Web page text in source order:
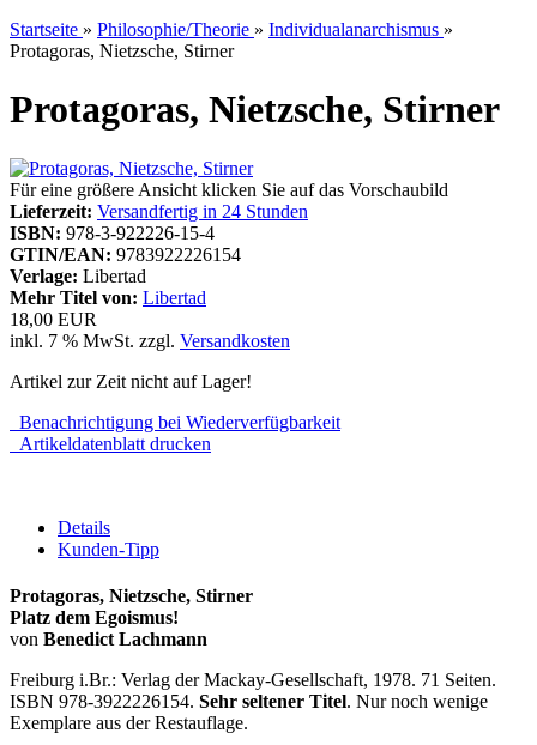
Startseite » Philosophie/Theorie » Individualanarchismus »
Protagoras, Nietzsche, Stirner
Protagoras, Nietzsche, Stirner
Für eine größere Ansicht klicken Sie auf das Vorschaubild
Lieferzeit: Versandfertig in 24 Stunden
ISBN: 978-3-922226-15-4
GTIN/EAN: 9783922226154
Verlage: Libertad
Mehr Titel von: Libertad
18,00 EUR
inkl. 7 % MwSt. zzgl. Versandkosten
Artikel zur Zeit nicht auf Lager!
Benachrichtigung bei Wiederverfügbarkeit
Artikeldatenblatt drucken
Details
Kunden-Tipp
Protagoras, Nietzsche, Stirner
Platz dem Egoismus!
von Benedict Lachmann
Freiburg i.Br.: Verlag der Mackay-Gesellschaft, 1978. 71 Seiten.
ISBN 978-3922226154. Sehr seltener Titel. Nur noch wenige
Exemplare aus der Restauflage.